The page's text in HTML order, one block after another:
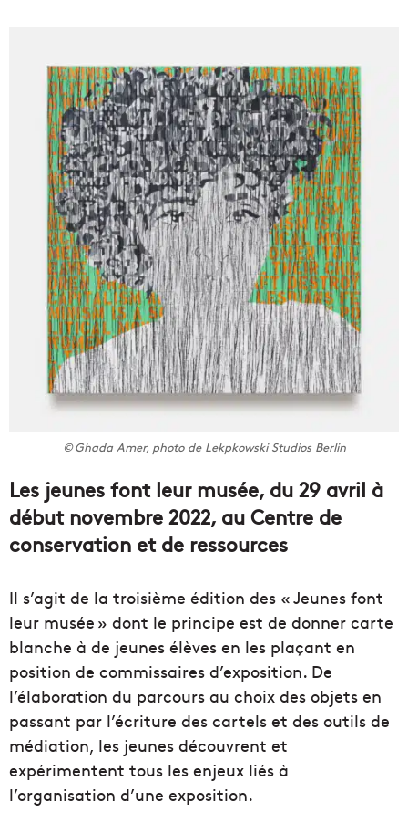
© Ghada Amer, photo de Lekpkowski Studios Berlin
Les jeunes font leur musée, du 29 avril à
début novembre 2022, au Centre de
conservation et de ressources
Il s’agit de la troisième édition des « Jeunes font
leur musée » dont le principe est de donner carte
blanche à de jeunes élèves en les plaçant en
position de commissaires d’exposition. De
l’élaboration du parcours au choix des objets en
passant par l’écriture des cartels et des outils de
médiation, les jeunes découvrent et
expérimentent tous les enjeux liés à
l’organisation d’une exposition.